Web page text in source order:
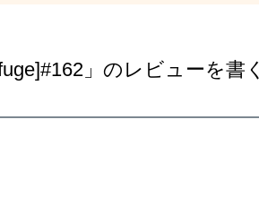
」のレビューを書く